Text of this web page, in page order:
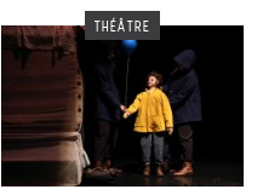
THÉÂTRE